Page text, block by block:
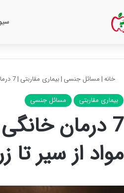
خانه|مسائل جنسی |بیماری مقاربتی |7 درمان خانگی زگیل دهانی، با ساده‌ترین مواد از سیر تا زردچوبه
بیماری مقاربتی مسائل جنسی
7 درمان
مواد از سیر تا